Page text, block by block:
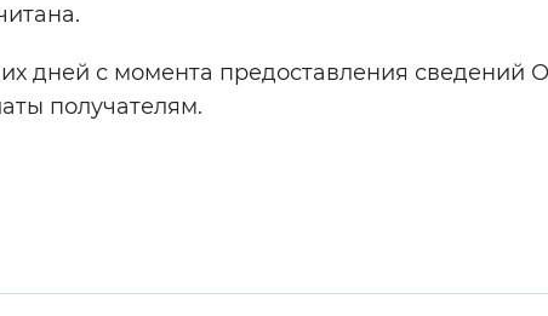
дней с момента предоставления сведений
получателям.